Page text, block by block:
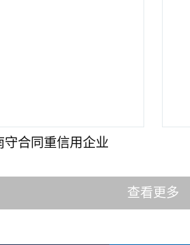
守合同重信用企业
查看更多